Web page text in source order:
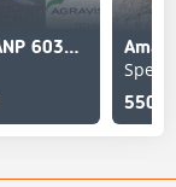
Dammann ANP 6030 PROFI-CLASS
Spelle
550